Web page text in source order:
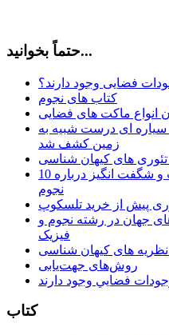
حتماً بخوانید...
فضایی وجود دارند؟
کتاب های نجوم
انواع ماکت های فضایی
سیاره ای درست شبیه به
زمین کشف شد
های کیهان شناسی
10 واقعیت عجیب و شگفت انگیز درباره
نجوم
پیش از خرید تلسکوپ
جهان در رشته نجوم و
فیزیک
های کیهان شناسی
روش‌های جهت‌یابی
کتاب